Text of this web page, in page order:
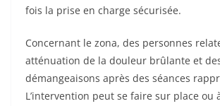
fois la prise en charge sécurisée.
Concernant le zona, des personnes
atténuation de la douleur brûlante et
démangeaisons après des séances
L’intervention peut se faire sur place ou